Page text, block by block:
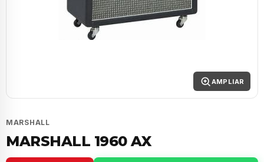
AMPLIAR
MARSHALL
MARSHALL 1960 AX